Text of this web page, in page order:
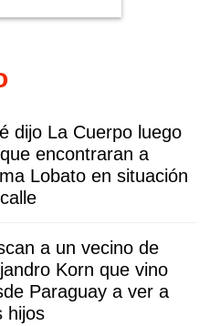
dijo La Cuerpo luego
encontraran a
Lobato en situación
a un vecino de
Korn que vino
Paraguay a ver a
hijos